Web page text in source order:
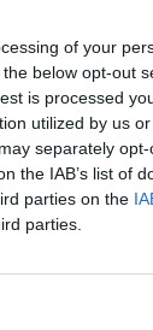
of your
below opt-out
is processed
utilized by us
separately
the IAB’s list of
parties on the
parties.